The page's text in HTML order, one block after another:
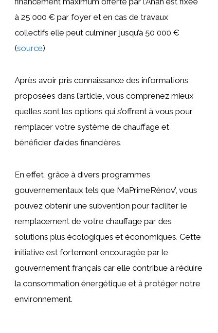
à 25 000 € par foyer et en cas de travaux
collectifs elle peut culminer jusqu’à 50 000 €
(source)
Après avoir pris connaissance des informations
proposées dans l’article, vous comprenez mieux
quelles sont les options qui s’offrent à vous pour
remplacer votre système de chauffage et
bénéficier d’aides financières.
En effet, grâce à divers programmes
gouvernementaux tels que MaPrimeRénov’, vous
pouvez obtenir une subvention pour faciliter le
remplacement de votre chauffage par des
solutions plus écologiques et économiques. Cette
initiative est fortement encouragée par le
gouvernement français car elle contribue à réduire
la consommation énergétique et à protéger notre
environnement.